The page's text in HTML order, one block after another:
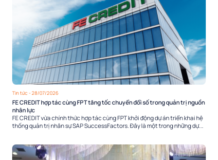
Tin tức - 28/07/2026
FE CREDIT hợp tác cùng FPT tăng tốc chuyển đổi số trong quản trị nguồn
nhân lực
FE CREDIT vừa chính thức hợp tác cùng FPT khởi động dự án triển khai hệ
thống quản trị nhân sự SAP SuccessFactors. Đây là một trong những dự...